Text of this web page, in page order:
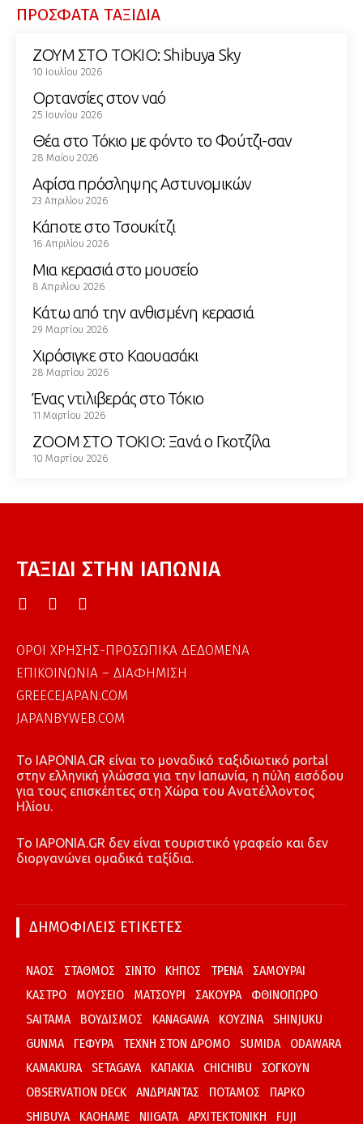
ΠΡΟΣΦΑΤΑ ΤΑΞΙΔΙΑ
ΖΟΥΜ ΣΤΟ ΤΟΚΙΟ: Shibuya Sky
10 Ιουλίου 2026
Ορτανσίες στον ναό
25 Ιουνίου 2026
Θέα στο Τόκιο με φόντο το Φούτζι-σαν
28 Μαΐου 2026
Αφίσα πρόσληψης Αστυνομικών
23 Απριλίου 2026
Κάποτε στο Τσουκίτζι
16 Απριλίου 2026
Μια κερασιά στο μουσείο
8 Απριλίου 2026
Κάτω από την ανθισμένη κερασιά
29 Μαρτίου 2026
Χιρόσιγκε στο Καουασάκι
28 Μαρτίου 2026
Ένας ντιλιβεράς στο Τόκιο
11 Μαρτίου 2026
ZOOM ΣΤΟ ΤΟΚΙΟ: Ξανά ο Γκοτζίλα
10 Μαρτίου 2026
ΤΑΞΙΔΙ ΣΤΗΝ ΙΑΠΩΝΙΑ
ΟΡΟΙ ΧΡΗΣΗΣ-ΠΡΟΣΩΠΙΚΑ ΔΕΔΟΜΕΝΑ
ΕΠΙΚΟΙΝΩΝΙΑ – ΔΙΑΦΗΜΙΣΗ
GREECEJAPAN.COM
JAPANBYWEB.COM
To IAPONIA.GR είναι το μοναδικό ταξιδιωτικό portal
στην ελληνική γλώσσα για την Ιαπωνία, η πύλη εισόδου
για τους επισκέπτες στη Χώρα του Ανατέλλοντος
Ηλίου.
To IAPONIA.GR δεν είναι τουριστικό γραφείο και δεν
διοργανώνει ομαδικά ταξίδια.
ΔΗΜΟΦΙΛΕΙΣ ΕΤΙΚΕΤΕΣ
ΝΑΟΣ ΣΤΑΘΜΟΣ ΣΙΝΤΟ ΚΗΠΟΣ ΤΡΕΝΑ
ΣΑΜΟΥΡΑΙ
ΚΑΣΤΡΟ
ΜΟΥΣΕΙΟ ΜΑΤΣΟΥΡΙ ΣΑΚΟΥΡΑ
ΦΘΙΝΟΠΩΡΟ
SAITAMA
ΒΟΥΔΙΣΜΟΣ KANAGAWA ΚΟΥΖΙΝΑ
SHINJUKU
GUNMA
ΓΕΦΥΡΑ ΤΕΧΝΗ ΣΤΟΝ ΔΡΟΜΟ SUMIDA
ODAWARA
KAMAKURA
SETAGAYA ΚΑΠΑΚΙΑ CHICHIBU
ΣΟΓΚΟΥΝ
OBSERVATION DECK
ΑΝΔΡΙΑΝΤΑΣ ΠΟΤΑΜΟΣ
ΠΑΡΚΟ
SHIBUYA
KAOHAME NIIGATA ΑΡΧΙΤΕΚΤΟΝΙΚΗ FUJI